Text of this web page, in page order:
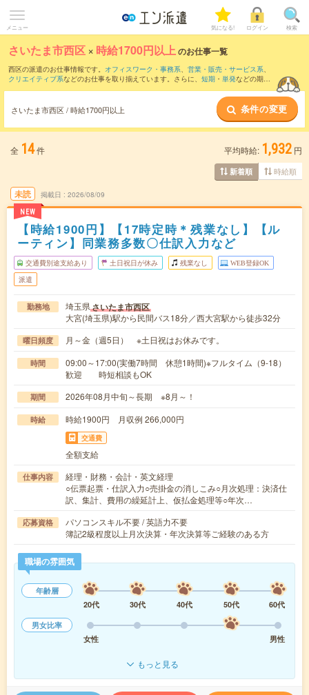
メニュー 気になる! ログイン 検索
さいたま市西区 × 時給1700円以上のお仕事一覧
西区の派遣のお仕事情報です。 オフィスワーク・事務系、 営業・販売・サービス系、
クリエイティブ系などのお仕事を取り揃えています。さらに、 短期 ・ 単発などの期間
さいたま市西区 / 時給1700円以上 条件の変更
全 14件 平均時給: 1,932 円
新着順 時給順
未読
NEW
掲載日 2026/08/09
【時給1900円】【17時定時＊残業なし】【ル
ーティン】同業務多数〇仕訳入力など
交通費別途支給あり 土日祝日が休み 残業なし WEB登録OK
派遣
勤務地 埼玉県さいたま市西区
大宮(埼玉県)駅から民間バス18分／西大宮駅から徒歩32分
曜日頻度 月～金（週5日） ※土日祝はお休みです。
時間
09:00～17:00(実働7時間 休憩1時間)※フルタイム（9-18）
歓迎 時短相談もOK
期間 2026年08月中旬～長期 ※8月～！
時給 時給1900円 月収例 266,000円
交通費
全額支給
仕事内容
経理・財務・会計・英文経理
○伝票起票・仕訳入力○売掛金の消しこみ○月次処理：決済仕
訳、集計、費用の繰延計上、仮払金処理等○年次…
応募資格
パソコンスキル不要 / 英語力不要
簿記2級程度以上月次決算・年次決算等ご経験のある方
職場の雰囲気
年齢層
20代
30代 40代 50代
60代
男女比率
女性
男性
もっと見る